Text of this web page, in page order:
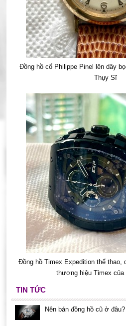
Đồng hồ cổ Philippe Pinel lên dây
Thụy Sĩ
Đồng hồ Timex Expedition thể thao,
thương hiệu Timex của
TIN TỨC
Nên bán đồng hồ cũ ở đâu?